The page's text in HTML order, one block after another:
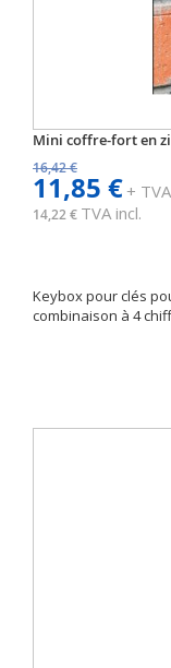
Mini coffre-fort en
16,42 €
11,85 €+ TVA
14,22 € TVA incl.
Keybox pour clés
combinaison à 4